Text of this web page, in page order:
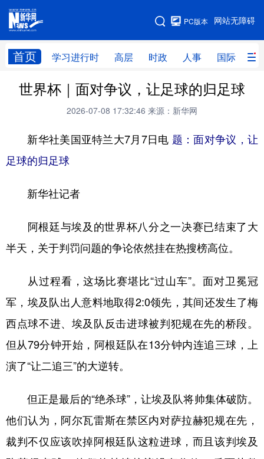
网站无障碍
PC版本
首页 学习进行时 高层 时政 人事 国际 财
网站地图
学习进行时 高层 时政 人事
财经 网评
台湾 思客智库 全球连线 教育
科技
文化
学术中国 乡村振兴 银龄 溯源中国
公益 一带一路
北京 天津 河北 山西
世界杯｜面对争议，让足球的归足球
2026-07-08 17:32:46 来源：新华网
新华社美国亚特兰大7月7日电 题：面对争议，让
足球的归足球
新华社记者
阿根廷与埃及的世界杯八分之一决赛已结束了大
半天，关于判罚问题的争论依然挂在热搜榜高位。
从过程看，这场比赛堪比“过山车”。面对卫冕冠
军，埃及队出人意料地取得2:0领先，其间还发生了梅
西点球不进、埃及队反击进球被判犯规在先的桥段。
但从79分钟开始，阿根廷队在13分钟内连追三球，上
演了“让二追三”的大逆转。
但正是最后的“绝杀球”，让埃及队将帅集体破防。
他们认为，阿尔瓦雷斯在禁区内对萨拉赫犯规在先，
裁判不仅应该吹掉阿根廷队这粒进球，而且该判埃及